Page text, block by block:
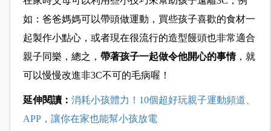
如：爸爸媽媽可以帶頭做運動，買些孩子喜歡的食材一
起製作小點心，或者現在很流行的造型饅頭也非常適合
親子同樂，總之， 帶著孩子一起做令他開心的事情，就
可以慢慢改進非3C不可的毛病喔！
延伸閱讀： 消耗小孩體力！10個超好玩親子運動頻道、
APP，讓你在家也能幫小孩放電